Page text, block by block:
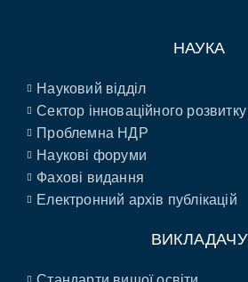
НАУКА
Науковий відділ
Сектор інноваційного розвитку
Проблемна НДР
Наукові форуми
Фахові видання
Електронний архів публікацій
ВИКЛАДАЧУ